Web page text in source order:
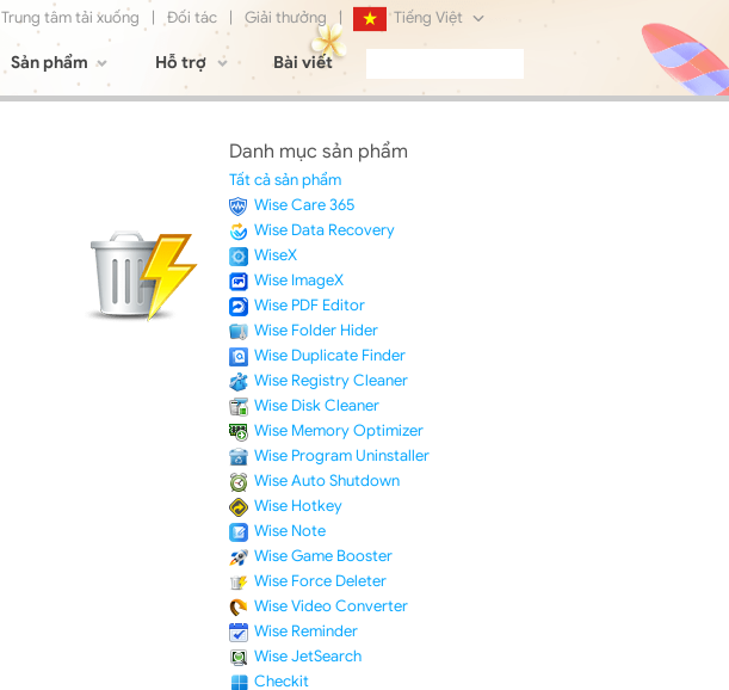
Trung tâm tải xuống | Đối tác | Giải thưởng | Tiếng Việt
English
日本語
Sản phẩm Hỗ trợ Bài viết
Danh mục sản phẩm
Tất cả sản phẩm
Wise Care 365
Wise Data Recovery
WiseX
Wise ImageX
Wise PDF Editor
Wise Folder Hider
Wise Duplicate Finder
Wise Registry Cleaner
Wise Disk Cleaner
Wise Memory Optimizer
Wise Program Uninstaller
Wise Auto Shutdown
Wise Hotkey
Wise Note
Wise Game Booster
Wise Force Deleter
Wise Video Converter
Wise Reminder
Wise JetSearch
Checkit